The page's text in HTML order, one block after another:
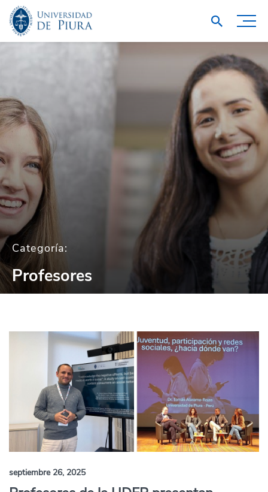
Categoría:
Profesores
septiembre 26, 2025